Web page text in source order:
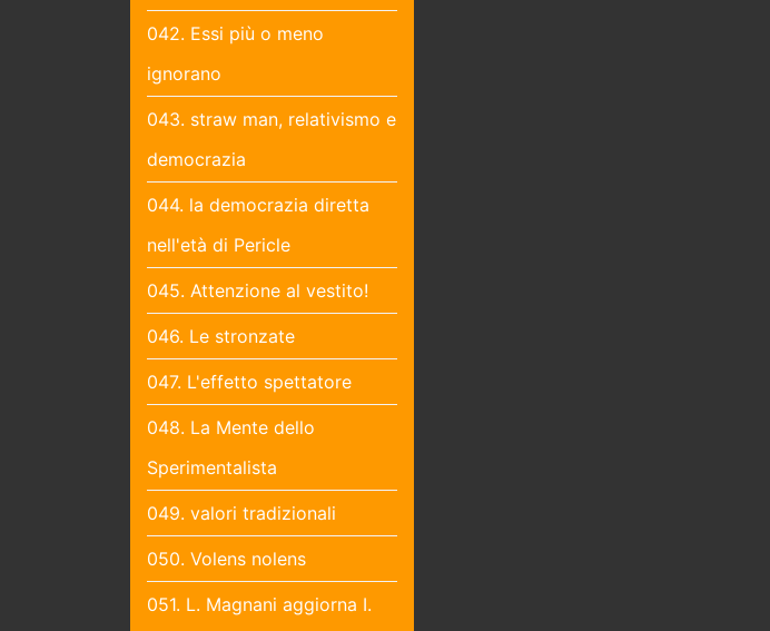
042. Essi più o meno
ignorano
043. straw man, relativismo e
democrazia
044. la democrazia diretta
nell'età di Pericle
045. Attenzione al vestito!
046. Le stronzate
047. L'effetto spettatore
048. La Mente dello
Sperimentalista
049. valori tradizionali
050. Volens nolens
051. L. Magnani aggiorna I.